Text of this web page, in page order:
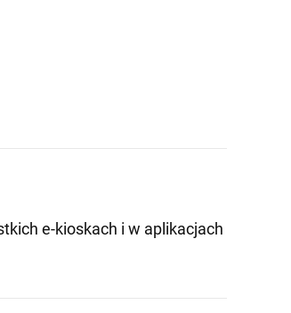
e-kioskach i w aplikacjach